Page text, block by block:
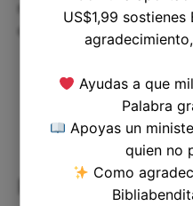
respeto y la obediencia
que dirige nuestro
Reflexiones
US$1,99
Ayudas a que
Palabra
Apoyas un
quien no
Como